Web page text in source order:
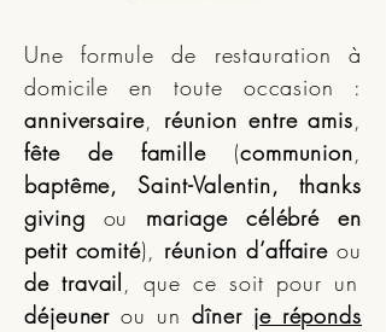
Une formule de restauration à
domicile en toute occasion :
anniversaire, réunion entre amis,
fête de famille(communion,
baptême, Saint-Valentin, thanks
giving ou mariage célébré en
petit comité), réunion d’affaireou
de travail, que ce soit pour un
déjeunerou undîner je réponds